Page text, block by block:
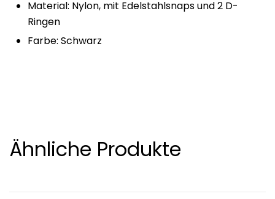
Material: Nylon, mit Edelstahlsnaps und 2 D-
Ringen
Farbe: Schwarz
Ähnliche Produkte